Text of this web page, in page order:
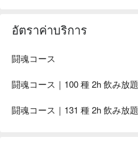
อัตราค่าบริการ
闘魂コース
闘魂コース｜100 種 2h 飲み放題
闘魂コース｜131 種 2h 飲み放題